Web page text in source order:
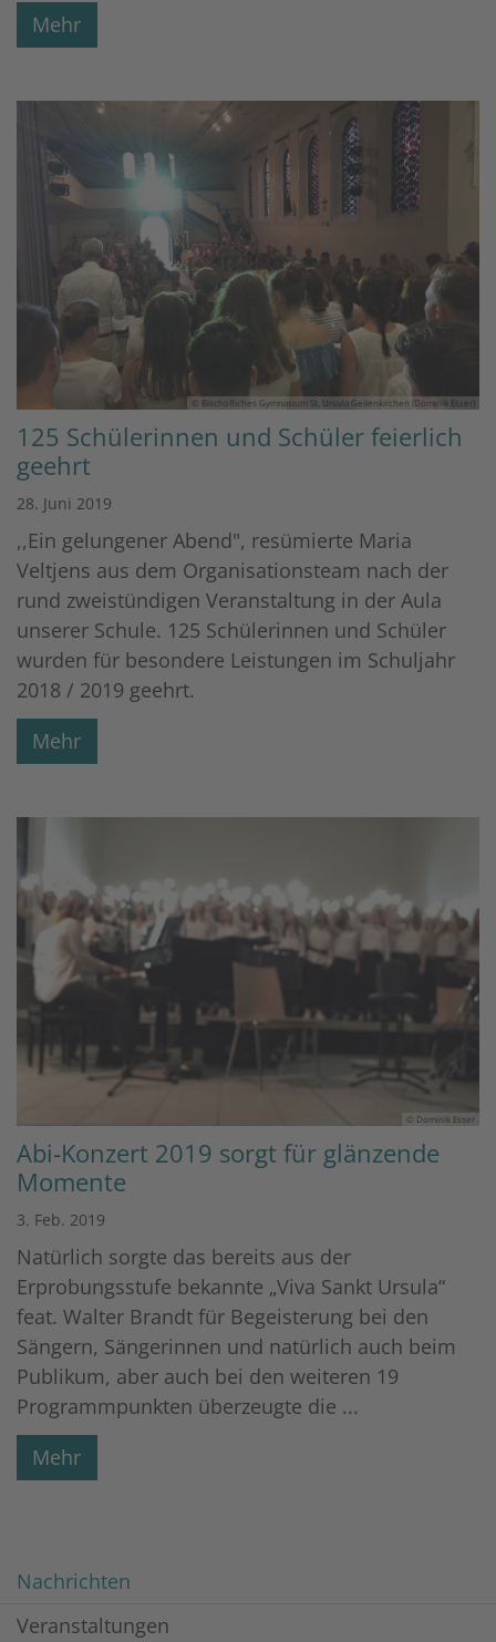
Mehr
© Bischöfliches Gymnasium St. Ursula Geilenkirchen (Dominik Esser)
125 Schülerinnen und Schüler feierlich
geehrt
28. Juni 2019
,,Ein gelungener Abend", resümierte Maria
Veltjens aus dem Organisationsteam nach der
rund zweistündigen Veranstaltung in der Aula
unserer Schule. 125 Schülerinnen und Schüler
wurden für besondere Leistungen im Schuljahr
2018 / 2019 geehrt.
Mehr
© Dominik Esser
Abi-Konzert 2019 sorgt für glänzende
Momente
3. Feb. 2019
Natürlich sorgte das bereits aus der
Erprobungsstufe bekannte „Viva Sankt Ursula“
feat. Walter Brandt für Begeisterung bei den
Sängern, Sängerinnen und natürlich auch beim
Publikum, aber auch bei den weiteren 19
Programmpunkten überzeugte die ...
Mehr
Nachrichten
Veranstaltungen